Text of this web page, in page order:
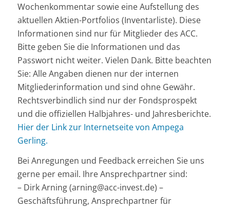
Wochenkommentar sowie eine Aufstellung des
aktuellen Aktien-Portfolios (Inventarliste). Diese
Informationen sind nur für Mitglieder des ACC.
Bitte geben Sie die Informationen und das
Passwort nicht weiter. Vielen Dank. Bitte beachten
Sie: Alle Angaben dienen nur der internen
Mitgliederinformation und sind ohne Gewähr.
Rechtsverbindlich sind nur der Fondsprospekt
und die offiziellen Halbjahres- und Jahresberichte.
Hier der Link zur Internetseite von Ampega
Gerling.
Bei Anregungen und Feedback erreichen Sie uns
gerne per email. Ihre Ansprechpartner sind:
– Dirk Arning (arning@acc-invest.de) –
Geschäftsführung, Ansprechpartner für